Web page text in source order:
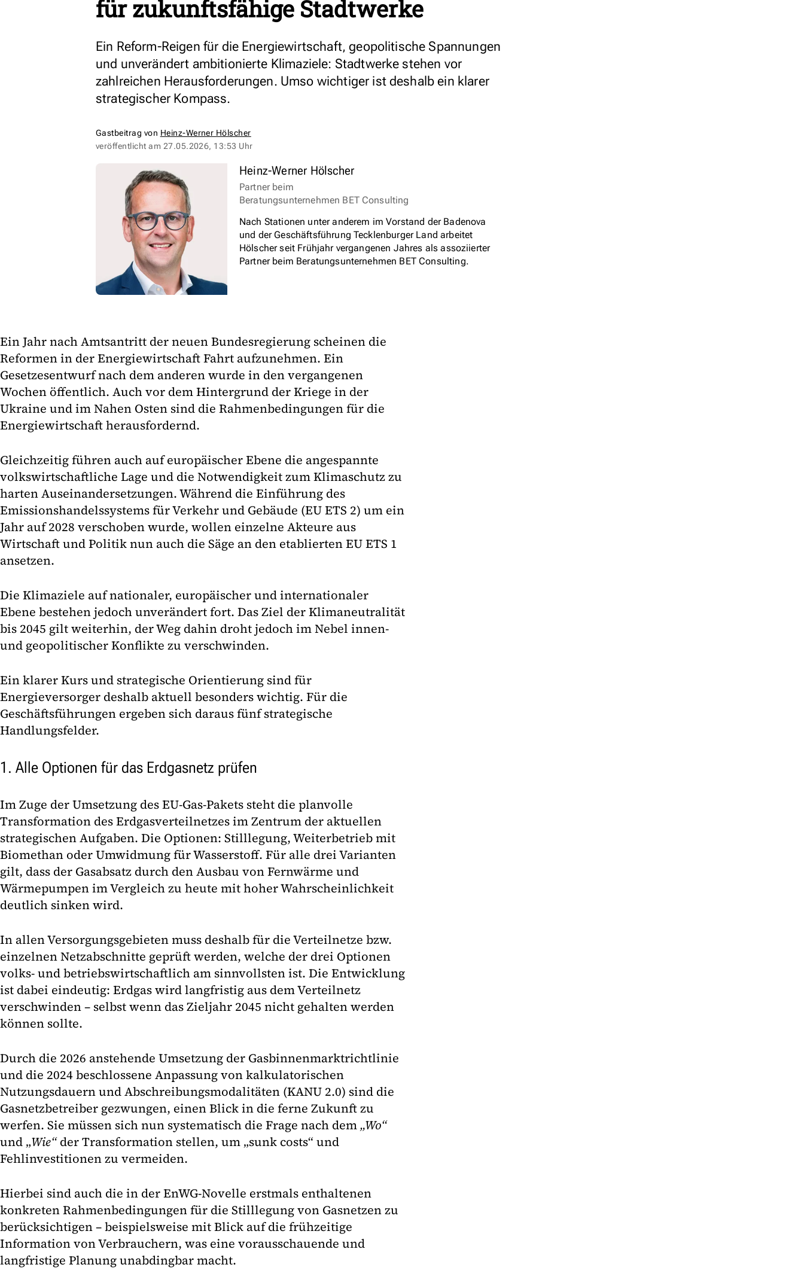
für zukunftsfähige Stadtwerke
Ein Reform-Reigen für die Energiewirtschaft, geopolitische Spannungen
und unverändert ambitionierte Klimaziele: Stadtwerke stehen vor
zahlreichen Herausforderungen. Umso wichtiger ist deshalb ein klarer
strategischer Kompass.
Gastbeitrag von Heinz-Werner Hölscher
veröffentlicht am 27.05.2026, 13:53 Uhr
Heinz-Werner Hölscher
Partner beim
Beratungsunternehmen BET Consulting
Nach Stationen unter anderem im Vorstand der Badenova
und der Geschäftsführung Tecklenburger Land arbeitet
Hölscher seit Frühjahr vergangenen Jahres als assoziierter
Partner beim Beratungsunternehmen BET Consulting.
Ein Jahr nach Amtsantritt der neuen Bundesregierung scheinen die
Reformen in der Energiewirtschaft Fahrt aufzunehmen. Ein
Gesetzesentwurf nach dem anderen wurde in den vergangenen
Wochen öffentlich. Auch vor dem Hintergrund der Kriege in der
Ukraine und im Nahen Osten sind die Rahmenbedingungen für die
Energiewirtschaft herausfordernd.
Gleichzeitig führen auch auf europäischer Ebene die angespannte
volkswirtschaftliche Lage und die Notwendigkeit zum Klimaschutz zu
harten Auseinandersetzungen. Während die Einführung des
Emissionshandelssystems für Verkehr und Gebäude (EU ETS 2) um ein
Jahr auf 2028 verschoben wurde, wollen einzelne Akteure aus
Wirtschaft und Politik nun auch die Säge an den etablierten EU ETS 1
ansetzen.
Die Klimaziele auf nationaler, europäischer und internationaler
Ebene bestehen jedoch unverändert fort. Das Ziel der Klimaneutralität
bis 2045 gilt weiterhin, der Weg dahin droht jedoch im Nebel innen-
und geopolitischer Konflikte zu verschwinden.
Ein klarer Kurs und strategische Orientierung sind für
Energieversorger deshalb aktuell besonders wichtig. Für die
Geschäftsführungen ergeben sich daraus fünf strategische
Handlungsfelder.
1. Alle Optionen für das Erdgasnetz prüfen
Im Zuge der Umsetzung des EU-Gas-Pakets steht die planvolle
Transformation des Erdgasverteilnetzes im Zentrum der aktuellen
strategischen Aufgaben. Die Optionen: Stilllegung, Weiterbetrieb mit
Biomethan oder Umwidmung für Wasserstoff. Für alle drei Varianten
gilt, dass der Gasabsatz durch den Ausbau von Fernwärme und
Wärmepumpen im Vergleich zu heute mit hoher Wahrscheinlichkeit
deutlich sinken wird.
In allen Versorgungsgebieten muss deshalb für die Verteilnetze bzw.
einzelnen Netzabschnitte geprüft werden, welche der drei Optionen
volks- und betriebswirtschaftlich am sinnvollsten ist. Die Entwicklung
ist dabei eindeutig: Erdgas wird langfristig aus dem Verteilnetz
verschwinden – selbst wenn das Zieljahr 2045 nicht gehalten werden
können sollte.
Durch die 2026 anstehende Umsetzung der Gasbinnenmarktrichtlinie
und die 2024 beschlossene Anpassung von kalkulatorischen
Nutzungsdauern und Abschreibungsmodalitäten (KANU 2.0) sind die
Gasnetzbetreiber gezwungen, einen Blick in die ferne Zukunft zu
werfen. Sie müssen sich nun systematisch die Frage nach dem„Wo“
und „Wie“der Transformation stellen, um „sunk costs“ und
Fehlinvestitionen zu vermeiden.
Hierbei sind auch die in der EnWG-Novelle erstmals enthaltenen
konkreten Rahmenbedingungen für die Stilllegung von Gasnetzen zu
berücksichtigen – beispielsweise mit Blick auf die frühzeitige
Information von Verbrauchern, was eine vorausschauende und
langfristige Planung unabdingbar macht.